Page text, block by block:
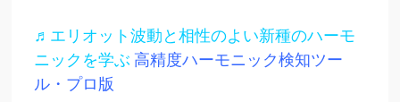
♬エリオット波動と相性のよい新種のハーモ
ニックを学ぶ 高精度ハーモニック検知ツー
ル・プロ版